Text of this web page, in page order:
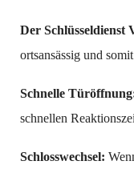
Der Schlüsseldienst
ortsansässig und
Schnelle
schnellen
Schlosswechsel: